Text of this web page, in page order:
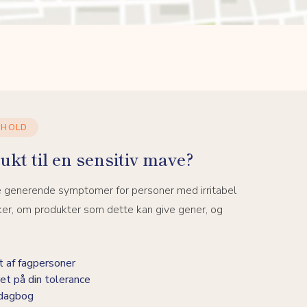
til en sensitiv mave?
symptomer for personer med irritabel
om produkter som dette kan give gener, og
af fagpersoner
på din tolerance